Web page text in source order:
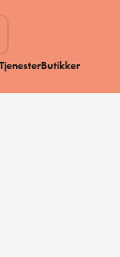
TjenesterButikker